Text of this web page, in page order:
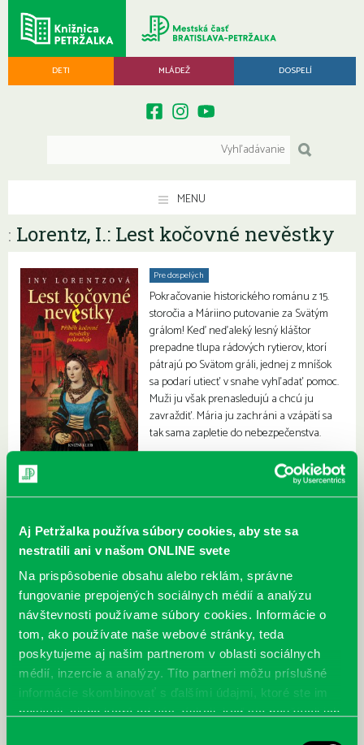
Aj Petržalka používa súbory cookies, aby ste sa
nestratili ani v našom ONLINE svete
Na prispôsobenie obsahu alebo reklám, správne
fungovanie prepojených sociálnych médií a analýzu
návštevnosti používame súbory cookies. Informácie o
tom, ako používate naše webové stránky, teda
poskytujeme aj našim partnerom v oblasti sociálnych
médií, inzercie a analýzy. Títo partneri môžu príslušné
informácie skombinovať s ďalšími údajmi, ktoré ste im
poskytli, alebo ktoré od vás získali, keď ste používali ich
DETI MLÁDEŽ DOSPELÍ
MENU
: Lorentz, I.: Lest kočovné nevěstky
Pre dospelých
Pokračovanie historického románu z 15.
storočia a Máriino putovanie za Svätým
grálom! Keď neďaleký lesný kláštor
prepadne tlupa rádových rytierov, ktorí
pátrajú po Svätom gráli, jednej z mníšok
sa podarí utiecť v snahe vyhľadať pomoc.
Muži ju však prenasledujú a chcú ju
zavraždiť. Mária ju zachráni a vzápätí sa
tak sama zapletie do nebezpečenstva.